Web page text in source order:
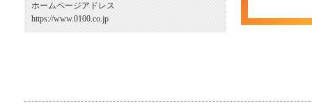
ホームページアドレス
https://www.0100.co.jp